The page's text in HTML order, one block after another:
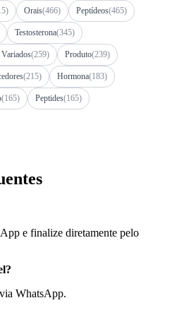
Orais(466) Peptídeos(465)
Testosterona(345)
(259) Produto(239)
(215) Hormona(183)
(165) Peptides(165)
e finalize diretamente pelo
WhatsApp.